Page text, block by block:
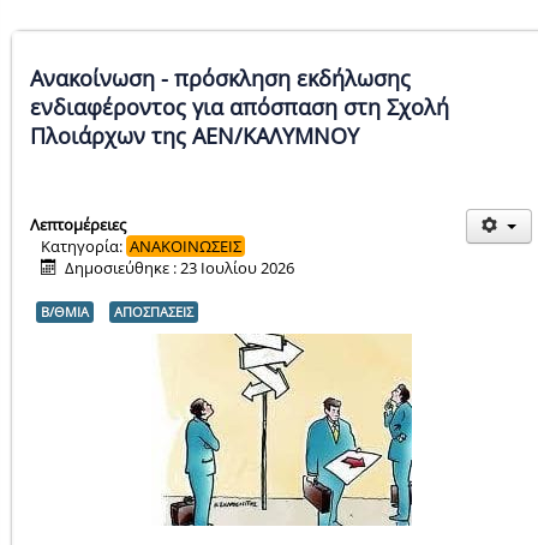
Ανακοίνωση - πρόσκληση εκδήλωσης
ενδιαφέροντος για απόσπαση στη Σχολή
Πλοιάρχων της ΑΕΝ/ΚΑΛΥΜΝΟΥ
Λεπτομέρειες
Κατηγορία: ΑΝΑΚΟΙΝΩΣΕΙΣ
Δημοσιεύθηκε : 23 Ιουλίου 2026
Β/ΘΜΙΑ ΑΠΟΣΠΑΣΕΙΣ